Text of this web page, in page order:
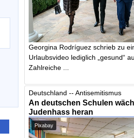
Georgina Rodríguez schrieb zu
Urlaubsvideo lediglich „gesund“
Zahlreiche ...
Deutschland -- Antisemitismus
An deutschen Schulen
Judenhass heran
Pixabay